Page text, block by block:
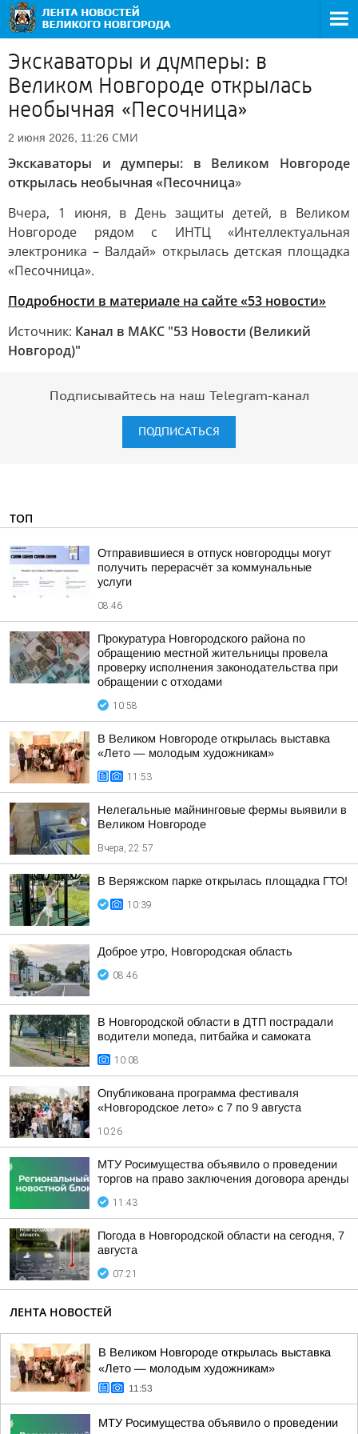
Экскаваторы и думперы: в
Великом Новгороде открылась
необычная «Песочница»
2 июня 2026, 11:26 СМИ
Экскаваторы и думперы: в Великом Новгороде
открылась необычная «Песочница»
Вчера, 1 июня, в День защиты детей, в Великом
Новгороде рядом с ИНТЦ «Интеллектуальная
электроника – Валдай» открылась детская площадка
«Песочница».
Подробности в материале на сайте «53 новости»
Источник: Канал в МАКС "53 Новости (Великий
Новгород)"
Подписывайтесь на наш Telegram-канал
ПОДПИСАТЬСЯ
ТОП
Отправившиеся в отпуск новгородцы могут
получить перерасчёт за коммунальные
услуги
08:46
Прокуратура Новгородского района по
обращению местной жительницы провела
проверку исполнения законодательства при
обращении с отходами
10:58
В Великом Новгороде открылась выставка
«Лето — молодым художникам»
11:53
Нелегальные майнинговые фермы выявили в
Великом Новгороде
Вчера, 22:57
В Веряжском парке открылась площадка ГТО!
10:39
Доброе утро, Новгородская область
08:46
В Новгородской области в ДТП пострадали
водители мопеда, питбайка и самоката
10:08
Опубликована программа фестиваля
«Новгородское лето» с 7 по 9 августа
10:26
МТУ Росимущества объявило о проведении
торгов на право заключения договора аренды
11:43
Погода в Новгородской области на сегодня, 7
августа
07:21
ЛЕНТА НОВОСТЕЙ
В Великом Новгороде открылась выставка
«Лето — молодым художникам»
11:53
МТУ Росимущества объявило о проведении